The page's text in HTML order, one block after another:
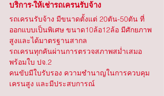
บริการ-ให้เช่ารถเครนรับจ้าง
รถเครนรับจ้าง มีขนาดตั้งแต่ 20ตัน-50ตัน ที่
ออกแบบเป็นพิเศษ ขนาด10ล้อ12ล้อ มีศักยภาพ
สูงและได้มาตรฐานสากล
รถเครนทุกคันผ่านการตรวจสภาพสม่ำเสมอ
พร้อมใบ ปจ.2
คนขับมีใบรับรอง ความชำนาญในการควบคุม
เครนสูง และมีประสบการณ์